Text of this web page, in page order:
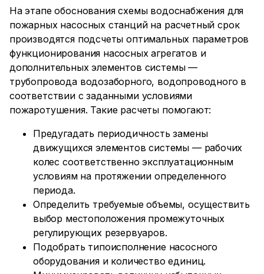
На этапе обоснования схемы водоснабжения для
пожарных насосных станций на расчетный срок
производятся подсчеты оптимальных параметров
функционирования насосных агрегатов и
дополнительных элементов системы —
трубопровода водозаборного, водопроводного в
соответствии с заданными условиями
пожаротушения. Такие расчеты помогают:
Предугадать периодичность замены
движущихся элементов системы — рабочих
колес соответственно эксплуатационным
условиям на протяжении определенного
периода.
Определить требуемые объемы, осуществить
выбор местоположения промежуточных
регулирующих резервуаров.
Подобрать типоисполнение насосного
оборудования и количество единиц.